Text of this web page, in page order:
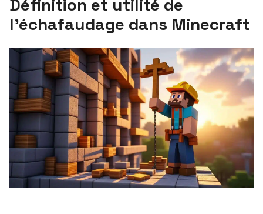
Définition et utilité de
l’échafaudage dans Minecraft